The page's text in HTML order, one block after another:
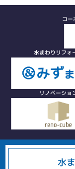
コー
水まわりリフォ
リノベーショ
水